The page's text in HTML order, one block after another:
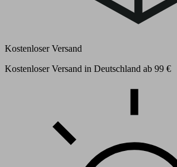
Kostenloser Versand
Kostenloser Versand in Deutschland ab 99 €